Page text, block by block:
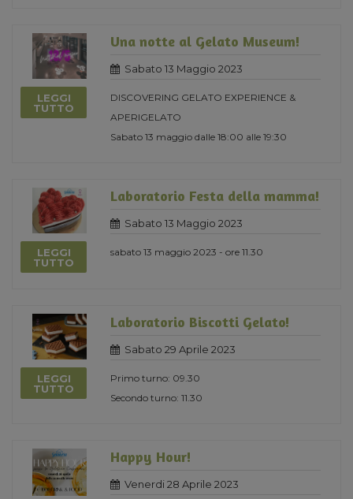
LEGGI
TUTTO
Una notte al Gelato Museum!
Sabato 13 Maggio 2023
DISCOVERING GELATO EXPERIENCE &
APERIGELATO
Sabato 13 maggio dalle 18:00 alle 19:30
LEGGI
TUTTO
Laboratorio Festa della mamma!
Sabato 13 Maggio 2023
sabato 13 maggio 2023 - ore 11.30
LEGGI
TUTTO
Laboratorio Biscotti Gelato!
Sabato 29 Aprile 2023
Primo turno: 09.30
Secondo turno: 11.30
Happy Hour!
Venerdi 28 Aprile 2023